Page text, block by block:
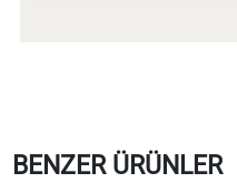
BENZER ÜRÜNLER